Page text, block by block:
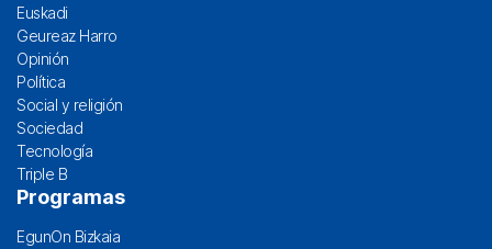
Euskadi
Geureaz Harro
Opinión
Política
Social y religión
Sociedad
Tecnología
Triple B
Programas
EgunOn Bizkaia